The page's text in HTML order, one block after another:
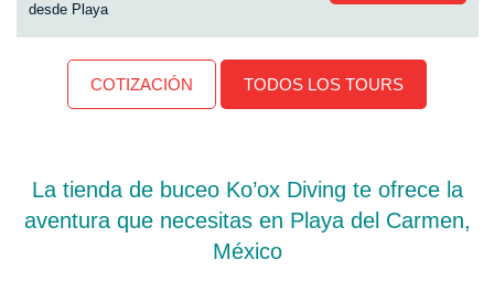
desde Playa
COTIZACIÓN TODOS LOS TOURS
La tienda de buceo Ko’ox Diving te ofrece la
aventura que necesitas en Playa del Carmen,
México